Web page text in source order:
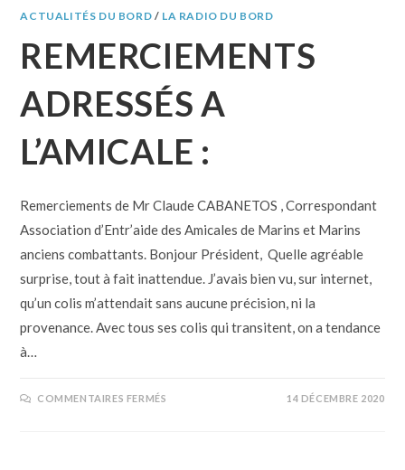
ACTUALITÉS DU BORD / LA RADIO DU BORD
REMERCIEMENTS
ADRESSÉS A
L’AMICALE :
Remerciements de Mr Claude CABANETOS , Correspondant
Association d’Entr’aide des Amicales de Marins et Marins
anciens combattants. Bonjour Président, Quelle agréable
surprise, tout à fait inattendue. J’avais bien vu, sur internet,
qu’un colis m’attendait sans aucune précision, ni la
provenance. Avec tous ses colis qui transitent, on a tendance
à…
COMMENTAIRES FERMÉS 14 DÉCEMBRE 2020